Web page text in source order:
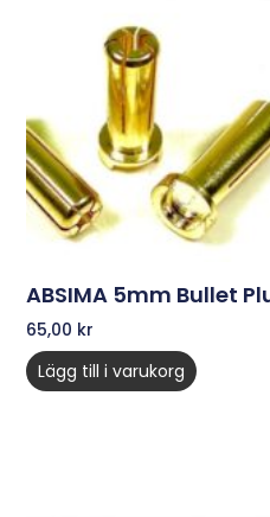
ABSIMA 5mm Bullet
65,00 kr
Lägg till i varukorg